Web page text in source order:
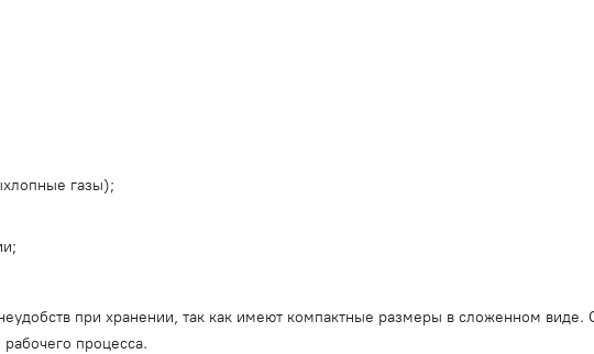
газы);
при хранении, так как имеют компактные размеры в сложенном
процесса.